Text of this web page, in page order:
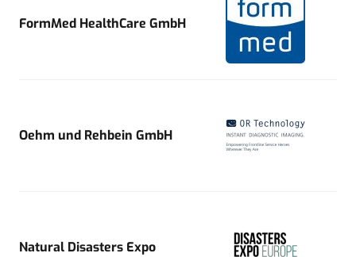
FormMed HealthCare GmbH
Oehm und Rehbein GmbH
Natural Disasters Expo